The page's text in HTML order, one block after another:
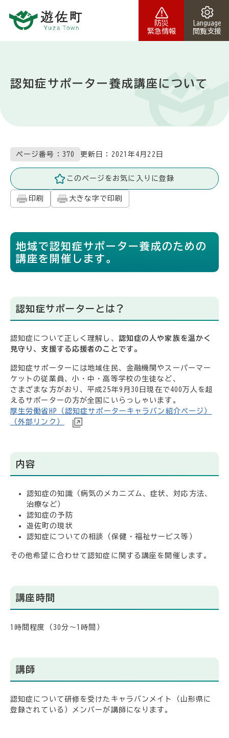
防災
緊急情報
Language
閲覧支援
認知症サポーター養成講座について
ページ番号：370 更新日： 2021年4月22日
このページをお気に入りに登録
印刷 大きな字で印刷
地域で認知症サポーター養成のための
講座を開催します。
認知症サポーターとは？
認知症について正しく理解し、 認知症の人や家族を温かく
見守り、支援する応援者のことです。
認知症サポーターには地域住民、金融機関やスーパーマー
ケットの従業員、小・中・高等学校の生徒など、
さまざまな方がおり、平成25年9月30日現在で400万人を超
えるサポーターの方が全国にいらっしゃいます。
厚生労働省HP（認知症サポーターキャラバン紹介ページ）
（外部リンク）
内容
認知症の知識（病気のメカニズム、症状、対応方法、
治療など）
認知症の予防
遊佐町の現状
認知症についての相談（保健・福祉サービス等）
その他希望に合わせて認知症に関する講座を開催します。
講座時間
1時間程度（30分～1時間）
講師
認知症について研修を受けたキャラバンメイト（山形県に
登録されている）メンバーが講師になります。